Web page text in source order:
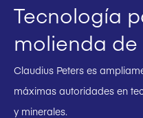
Tecnología
molienda
Claudius Peters es
máximas autoridades en
y minerales.